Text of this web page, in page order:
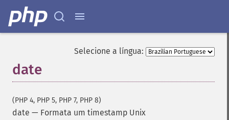
Selecione a língua:
date
(PHP 4, PHP 5, PHP 7, PHP 8)
date — Formata um timestamp Unix